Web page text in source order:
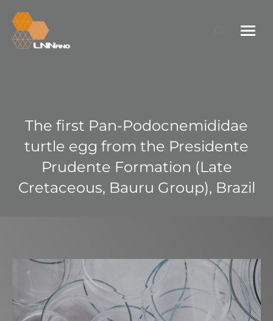
Search:
The first Pan-Podocnemididae
turtle egg from the Presidente
Prudente Formation (Late
Cretaceous, Bauru Group), Brazil